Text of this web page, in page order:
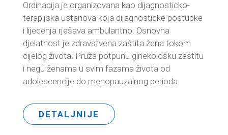
Ordinacija je organizovana kao dijagnosticko-
terapijska ustanova koja dijagnosticke postupke
i lijecenja rješava ambulantno. Osnovna
djelatnost je zdravstvena zaštita žena tokom
cijelog života. Pruža potpunu ginekološku zaštitu
i negu ženama u svim fazama života od
adolescencije do menopauzalnog perioda.
DETALJNIJE